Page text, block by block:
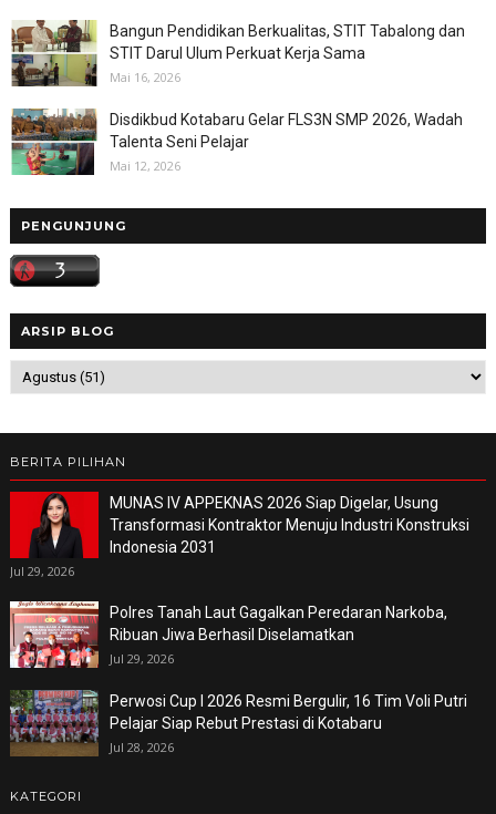
Bangun Pendidikan Berkualitas, STIT Tabalong dan
STIT Darul Ulum Perkuat Kerja Sama
Mai 16, 2026
Disdikbud Kotabaru Gelar FLS3N SMP 2026, Wadah
Talenta Seni Pelajar
Mai 12, 2026
PENGUNJUNG
ARSIP BLOG
BERITA PILIHAN
MUNAS IV APPEKNAS 2026 Siap Digelar, Usung
Transformasi Kontraktor Menuju Industri Konstruksi
Indonesia 2031
Jul 29, 2026
Polres Tanah Laut Gagalkan Peredaran Narkoba,
Ribuan Jiwa Berhasil Diselamatkan
Jul 29, 2026
Perwosi Cup I 2026 Resmi Bergulir, 16 Tim Voli Putri
Pelajar Siap Rebut Prestasi di Kotabaru
Jul 28, 2026
KATEGORI